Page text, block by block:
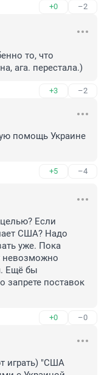
+0 –2
то, что
ага. перестала.)
+3 –2
помощь Украине
+5 –4
Если
США? Надо
уже. Пока
невозможно
Ещё бы
поставок
+0 –0
играть) "США